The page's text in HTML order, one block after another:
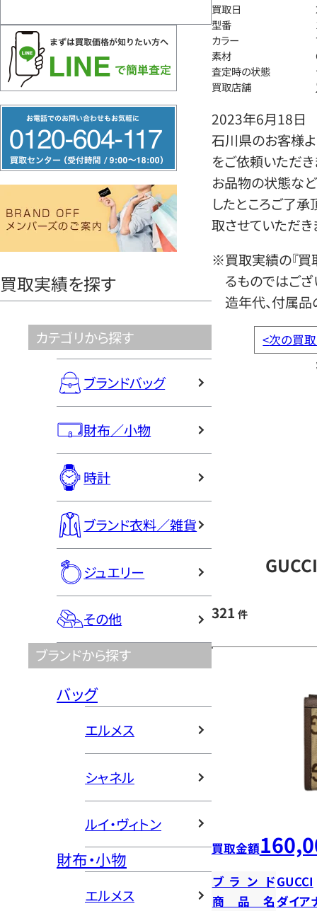
リ
ー
ヤ
買取実績を探す
カテゴリから探す
ブランドバッグ
財布／小物
時計
ブランド衣料／雑貨
ジュエリー
その他
ブランドから探す
バッグ
エルメス
シャネル
ルイ・ヴィトン
財布・小物
エルメス
買取日
型番
カラー
素材
査定時の状態
買取店舗
2023年6月18日
石川県のお客様よ
をご依頼いただき
お品物の状態など
したところご了
取させていただき
※買取実績の『買
るものではござ
造年代、付属品
<次の買
321 件
買取金額
ブランドGUCCI
商品名ダイア